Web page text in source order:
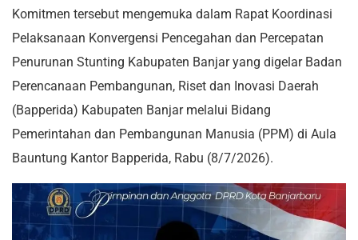
Komitmen tersebut mengemuka dalam Rapat Koordinasi
Pelaksanaan Konvergensi Pencegahan dan Percepatan
Penurunan Stunting Kabupaten Banjar yang digelar Badan
Perencanaan Pembangunan, Riset dan Inovasi Daerah
(Bapperida) Kabupaten Banjar melalui Bidang
Pemerintahan dan Pembangunan Manusia (PPM) di Aula
Bauntung Kantor Bapperida, Rabu (8/7/2026).